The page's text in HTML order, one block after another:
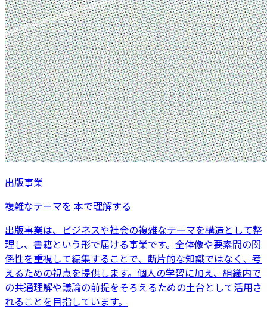
出版事業
複雑なテーマを 本で理解する
出版事業は、ビジネスや社会の複雑なテーマを構造として整
理し、書籍という形で届ける事業です。全体像や要素間の関
係性を重視して編集することで、断片的な知識ではなく、考
えるための視点を提供します。個人の学習に加え、組織内で
の共通理解や議論の前提をそろえるための土台として活用さ
れることを目指しています。